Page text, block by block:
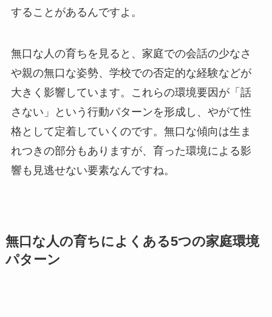
することがあるんですよ。
無口な人の育ちを見ると、家庭での会話の少なさ
や親の無口な姿勢、学校での否定的な経験などが
大きく影響しています。これらの環境要因が「話
さない」という行動パターンを形成し、やがて性
格として定着していくのです。無口な傾向は生ま
れつきの部分もありますが、育った環境による影
響も見逃せない要素なんですね。
無口な人の育ちによくある5つの家庭環境
パターン